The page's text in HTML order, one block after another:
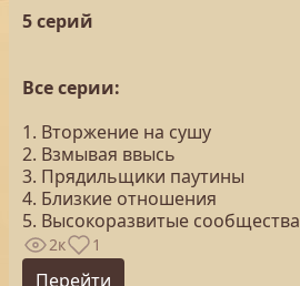
5 серий
Все серии:
1. Вторжение на сушу
2. Взмывая ввысь
3. Прядильщики паутины
4. Близкие отношения
5. Высокоразвитые сообщества
2к 1
Перейти